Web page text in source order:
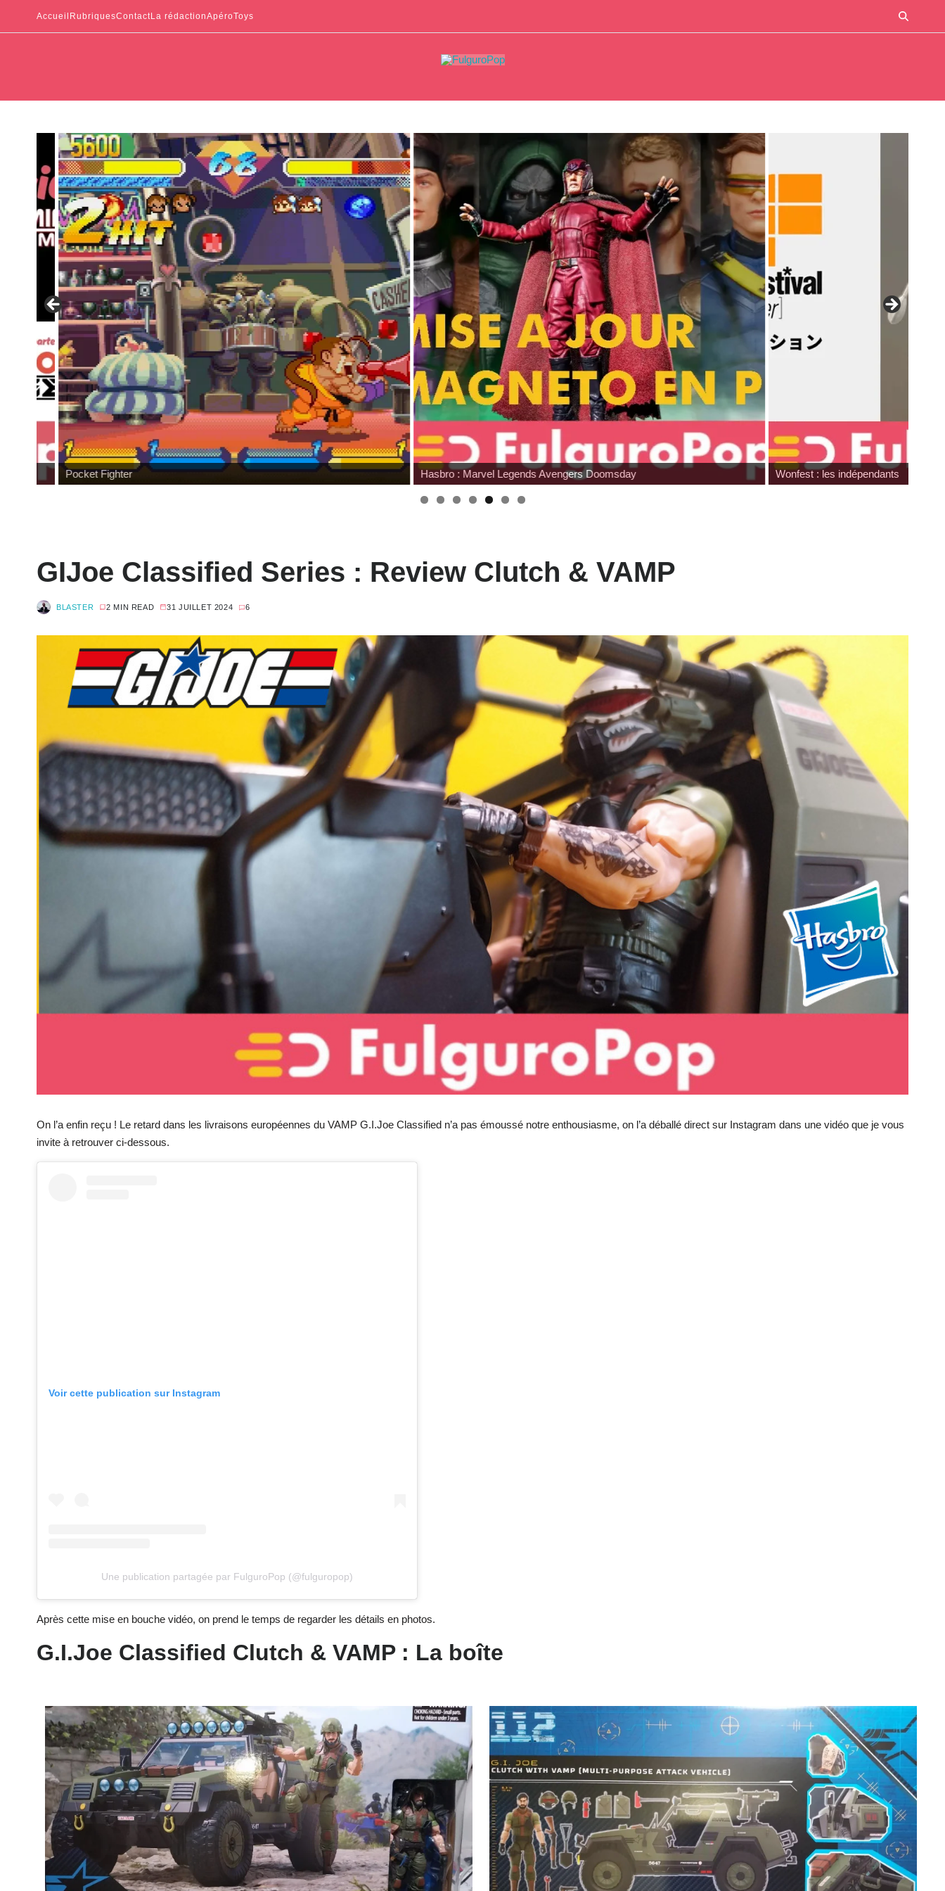
Accueil RubriquesContactLa rédactionApéroToys
Pocket Fighter Hasbro : Marvel Legends Avengers Doomsday Wonfest : les indépendants
GIJoe Classified Series : Review Clutch & VAMP
BLASTER 2 MIN READ 31 JUILLET 2024 6
On l’a enfin reçu ! Le retard dans les livraisons européennes du VAMP G.I.Joe Classified n’a pas émoussé notre enthousiasme, on l’a déballé direct sur Instagram dans une vidéo que je vous
invite à retrouver ci-dessous.
Voir cette publication sur Instagram
Une publication partagée par FulguroPop (@fulguropop)
Après cette mise en bouche vidéo, on prend le temps de regarder les détails en photos.
G.I.Joe Classified Clutch & VAMP : La boîte